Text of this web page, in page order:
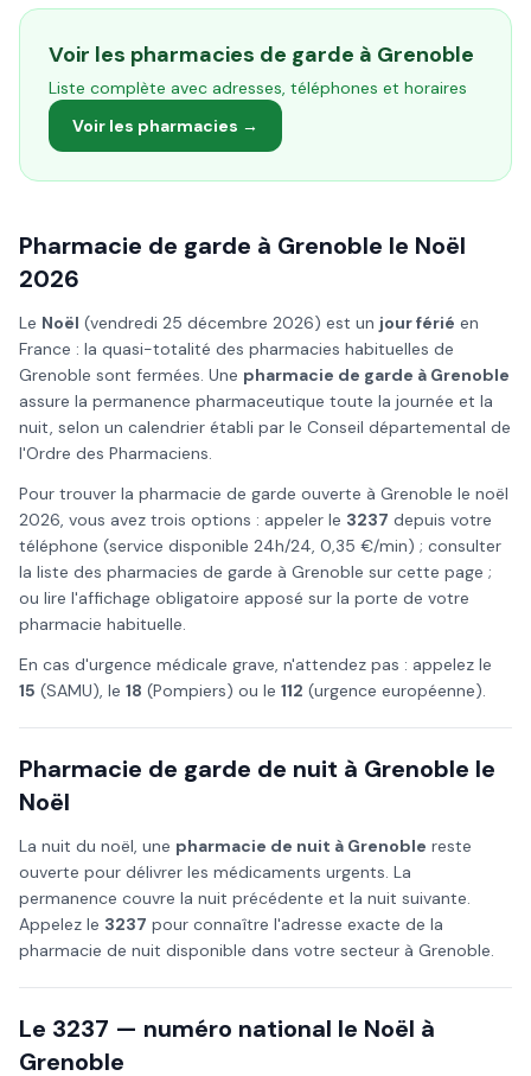
Voir les pharmacies de garde à Grenoble
Liste complète avec adresses, téléphones et horaires
Voir les pharmacies →
Pharmacie de garde à Grenoble le Noël
2026
Le Noël (vendredi 25 décembre 2026) est un jour férié en
France : la quasi-totalité des pharmacies habituelles de
Grenoble sont fermées. Une pharmacie de garde à Grenoble
assure la permanence pharmaceutique toute la journée et la
nuit, selon un calendrier établi par le Conseil départemental de
l'Ordre des Pharmaciens.
Pour trouver la pharmacie de garde ouverte à Grenoble le noël
2026, vous avez trois options : appeler le 3237 depuis votre
téléphone (service disponible 24h/24, 0,35 €/min) ; consulter
la liste des pharmacies de garde à Grenoble sur cette page ;
ou lire l'affichage obligatoire apposé sur la porte de votre
pharmacie habituelle.
En cas d'urgence médicale grave, n'attendez pas : appelez le
15 (SAMU), le 18 (Pompiers) ou le 112 (urgence européenne).
Pharmacie de garde de nuit à Grenoble le
Noël
La nuit du noël, une pharmacie de nuit à Grenoble reste
ouverte pour délivrer les médicaments urgents. La
permanence couvre la nuit précédente et la nuit suivante.
Appelez le 3237 pour connaître l'adresse exacte de la
pharmacie de nuit disponible dans votre secteur à Grenoble.
Le 3237 — numéro national le Noël à
Grenoble